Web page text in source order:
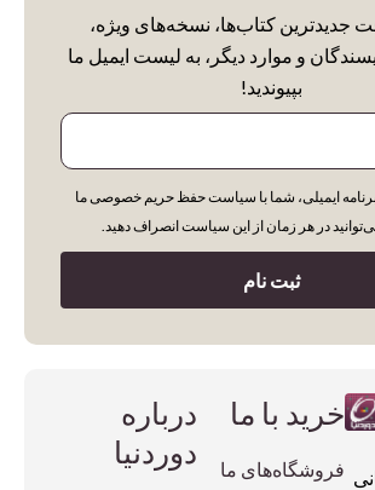
جدیدترین کتاب‌ها، نسخه‌های ویژه،
و موارد دیگر، به لیست ایمیل ما
بپیوندید!
ایمیلی، شما با سیاست حفظ حریم خصوصی ما
در هر زمان از این سیاست انصراف دهید.
ثبت نام
خرید با ما
فروشگاه‌های ما
درباره
دوردنیا